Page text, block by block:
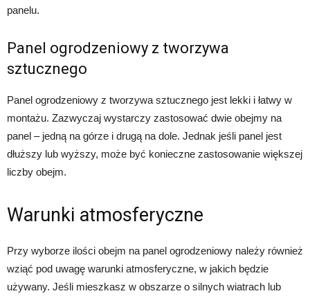
panelu.
Panel ogrodzeniowy z tworzywa
sztucznego
Panel ogrodzeniowy z tworzywa sztucznego jest lekki i łatwy w
montażu. Zazwyczaj wystarczy zastosować dwie obejmy na
panel – jedną na górze i drugą na dole. Jednak jeśli panel jest
dłuższy lub wyższy, może być konieczne zastosowanie większej
liczby obejm.
Warunki atmosferyczne
Przy wyborze ilości obejm na panel ogrodzeniowy należy również
wziąć pod uwagę warunki atmosferyczne, w jakich będzie
używany. Jeśli mieszkasz w obszarze o silnych wiatrach lub